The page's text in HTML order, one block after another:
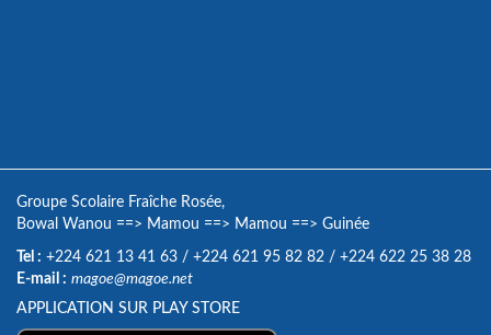
Groupe Scolaire Fraîche Rosée,
Bowal Wanou ==> Mamou ==> Mamou ==> Guinée
Tel : +224 621 13 41 63 / +224 621 95 82 82 / +224 622 25 38 28
E-mail : magoe@magoe.net
APPLICATION SUR PLAY STORE